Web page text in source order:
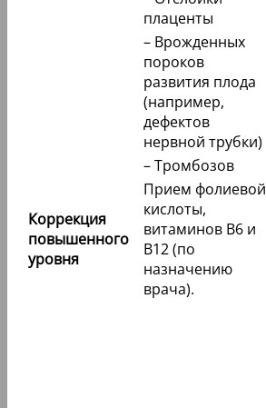
плаценты
– Врожденных
пороков
развития плода
(например,
дефектов
нервной трубки)
– Тромбозов
Коррекция
повышенного
уровня
Прием фолиевой
кислоты,
витаминов B6 и
B12 (по
назначению
врача).